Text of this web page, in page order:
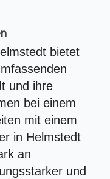
bietet
und ihre
bei einem
mit einem
in Helmstedt
an
und